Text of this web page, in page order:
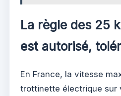
La règle des 25
est autorisé,
En France, la vitesse
trottinette électrique sur